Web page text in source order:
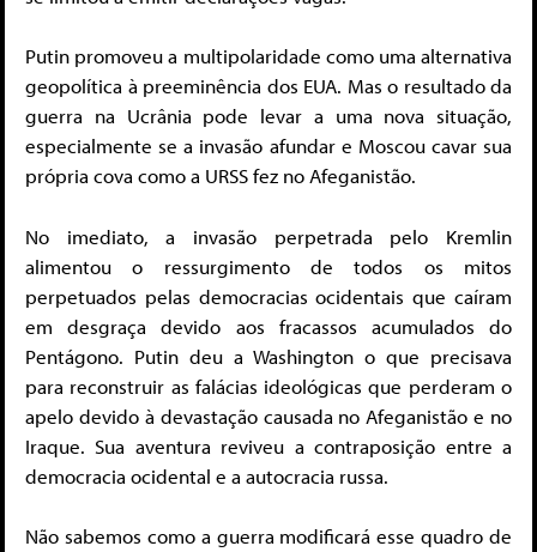
Putin promoveu a multipolaridade como uma alternativa
geopolítica à preeminência dos EUA. Mas o resultado da
guerra na Ucrânia pode levar a uma nova situação,
especialmente se a invasão afundar e Moscou cavar sua
própria cova como a URSS fez no Afeganistão.
No imediato, a invasão perpetrada pelo Kremlin
alimentou o ressurgimento de todos os mitos
perpetuados pelas democracias ocidentais que caíram
em desgraça devido aos fracassos acumulados do
Pentágono. Putin deu a Washington o que precisava
para reconstruir as falácias ideológicas que perderam o
apelo devido à devastação causada no Afeganistão e no
Iraque. Sua aventura reviveu a contraposição entre a
democracia ocidental e a autocracia russa.
Não sabemos como a guerra modificará esse quadro de